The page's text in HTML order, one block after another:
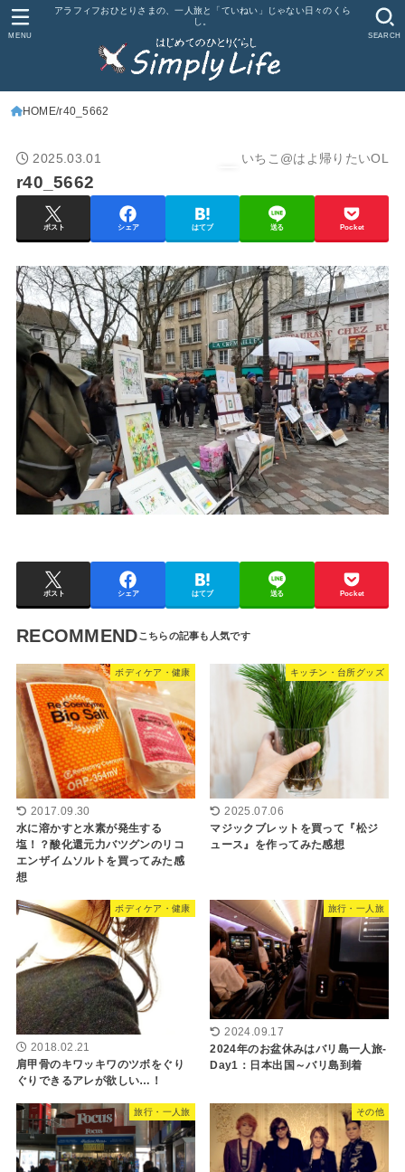
アラフィフおひとりさまの、一人旅と「ていねい」じゃない日々のくら
し。
SEARCH
MENU
HOME r40_5662
2025.03.01 いちこ@はよ帰りたいOL
r40_5662
ポスト シェア はてブ 送る Pocket
ポスト シェア はてブ 送る Pocket
RECOMMEND
ボディケア・健康
2017.09.30
水に溶かすと水素が発生する
塩！？酸化還元力バツグンのリコ
エンザイムソルトを買ってみた感
想
キッチン・台所グッズ
2025.07.06
マジックブレットを買って『松ジ
ュース』を作ってみた感想
ボディケア・健康
2018.02.21
肩甲骨のキワッキワのツボをぐり
ぐりできるアレが欲しい…！
旅行・一人旅
2024.09.17
2024年のお盆休みはバリ島一人旅-
Day1：日本出国～バリ島到着
旅行・一人旅 その他